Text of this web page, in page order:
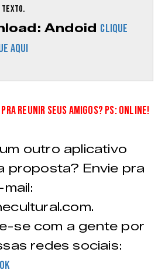
texto.
Andoid CLIQUE
AQUI
pra reunir seus amigos? Ps: online!
outro aplicativo
proposta? Envie pra
se com a gente por
redes sociais: